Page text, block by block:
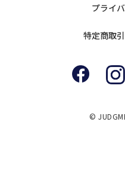
プライ
特定商取
©